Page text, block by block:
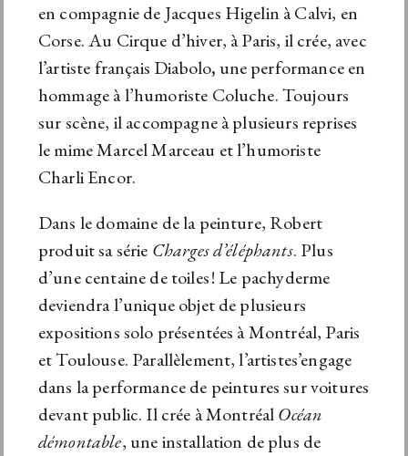
en compagnie de Jacques Higelin à Calvi, en
Corse. Au Cirque d’hiver, à Paris, il crée, avec
l’artiste français Diabolo, une performance en
hommage à l’humoriste Coluche. Toujours
sur scène, il accompagne à plusieurs reprises
le mime Marcel Marceau et l’humoriste
Charli Encor.
Dans le domaine de la peinture, Robert
produit sa série Charges d’éléphants. Plus
d’une centaine de toiles ! Le pachyderme
deviendra l’unique objet de plusieurs
expositions solo présentées à Montréal, Paris
et Toulouse. Parallèlement, l’artistes’engage
dans la performance de peintures sur voitures
devant public. Il crée à MontréalOcéan
démontable, une installation de plus de